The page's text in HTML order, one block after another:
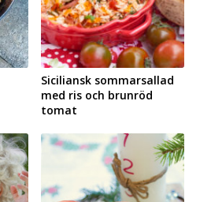
Siciliansk sommarsallad
med ris och brunröd
tomat